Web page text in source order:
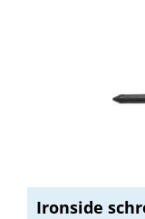
Ironside